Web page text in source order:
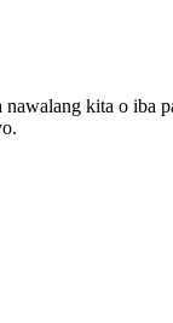
kita o iba